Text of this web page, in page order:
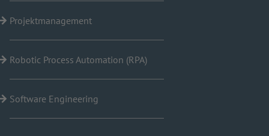
Projektmanagement
Robotic Process Automation (RPA)
Software Engineering